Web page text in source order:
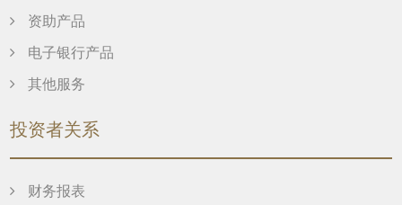
资助产品
电子银行产品
其他服务
投资者关系
财务报表